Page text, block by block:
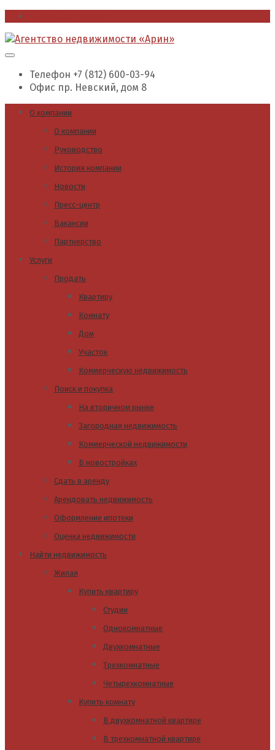
Телефон +7 (812) 600-03-94
Офис пр. Невский, дом 8
О компании
О компании
Руководство
История компании
Новости
Пресс-центр
Вакансии
Партнерство
Услуги
Продать
Квартиру
Комнату
Дом
Участок
Коммерческую недвижимость
Поиск и покупка
На вторичном рынке
Загородная недвижимость
Коммерческой недвижимости
В новостройках
Сдать в аренду
Арендовать недвижимость
Оформление ипотеки
Оценка недвижимости
Найти недвижимость
Жилая
Купить квартиру
Студии
Однокомнатные
Двухкомнатные
Трехкомнатные
Четырехкомнатные
Купить комнату
В двухкомнатной квартире
В трехкомнатной квартире